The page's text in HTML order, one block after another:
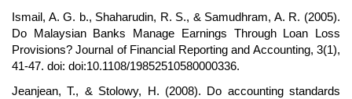
Ismail, A. G. b., Shaharudin, R. S., & Samudhram, A. R. (2005).
Do Malaysian Banks Manage Earnings Through Loan Loss
Provisions? Journal of Financial Reporting and Accounting, 3(1),
41-47. doi: doi:10.1108/19852510580000336.
Jeanjean, T., & Stolowy, H. (2008). Do accounting standards